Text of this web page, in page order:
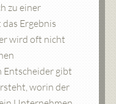
zu einer
Ergebnis
wird oft nicht
Entscheider gibt
worin der